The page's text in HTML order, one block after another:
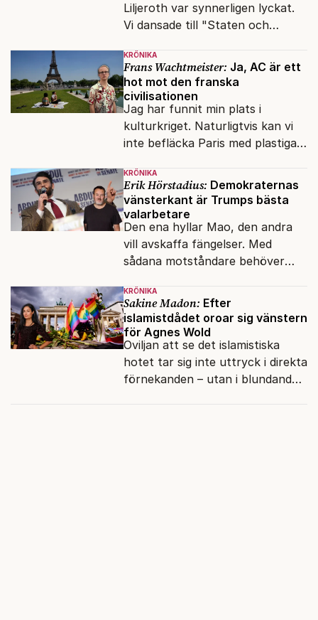
Liljeroth var synnerligen lyckat.
Vi dansade till "Staten och
KRÖNIKA
Frans Wachtmeister: Ja, AC är ett
hot mot den franska
civilisationen
Jag har funnit min plats i
kulturkriget. Naturligtvis kan vi
inte befläcka Paris med plastiga
KRÖNIKA
Erik Hörstadius: Demokraternas
vänsterkant är Trumps bästa
valarbetare
Den ena hyllar Mao, den andra
vill avskaffa fängelser. Med
sådana motståndare behöver
vänner.
KRÖNIKA
Sakine Madon: Efter
islamistdådet oroar sig vänstern
för Agnes Wold
Oviljan att se det islamistiska
hotet tar sig inte uttryck i direkta
förnekanden – utan i blundandet